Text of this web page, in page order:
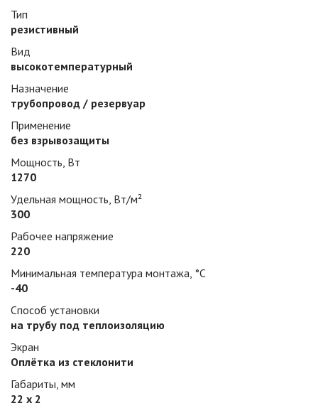
Тип
резистивный
Вид
высокотемпературный
Назначение
трубопровод / резервуар
Применение
без взрывозащиты
Мощность, Вт
1270
Удельная мощность, Вт/м²
300
Рабочее напряжение
220
Минимальная температура монтажа, °С
-40
Способ установки
на трубу под теплоизоляцию
Экран
Оплётка из стеклонити
Габариты, мм
22 х 2